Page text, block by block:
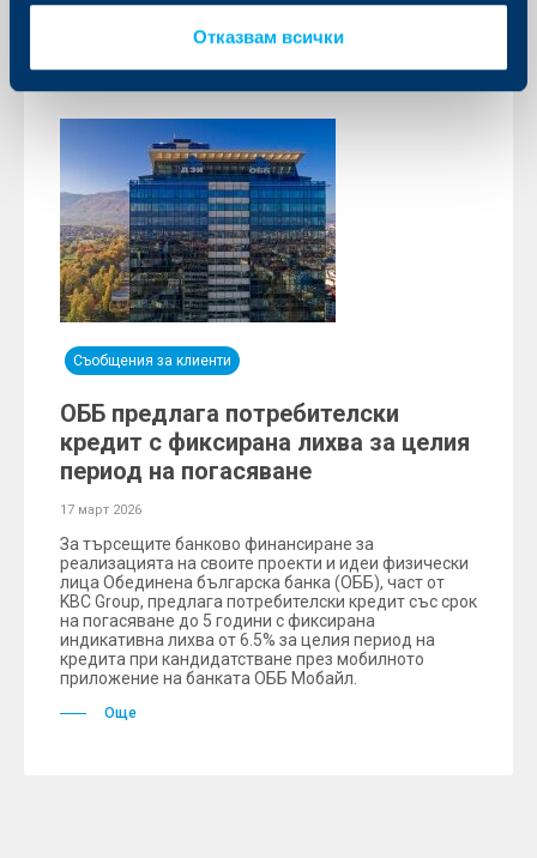
Отказвам всички
Съобщения за клиенти
ОББ предлага потребителски
кредит с фиксирана лихва за целия
период на погасяване
17 март 2026
За търсещите банково финансиране за
реализацията на своите проекти и идеи физически
лица Обединена българска банка (ОББ), част от
KBC Group, предлага потребителски кредит със срок
на погасяване до 5 години с фиксирана
индикативна лихва от 6.5% за целия период на
кредита при кандидатстване през мобилното
приложение на банката ОББ Мобайл.
Още